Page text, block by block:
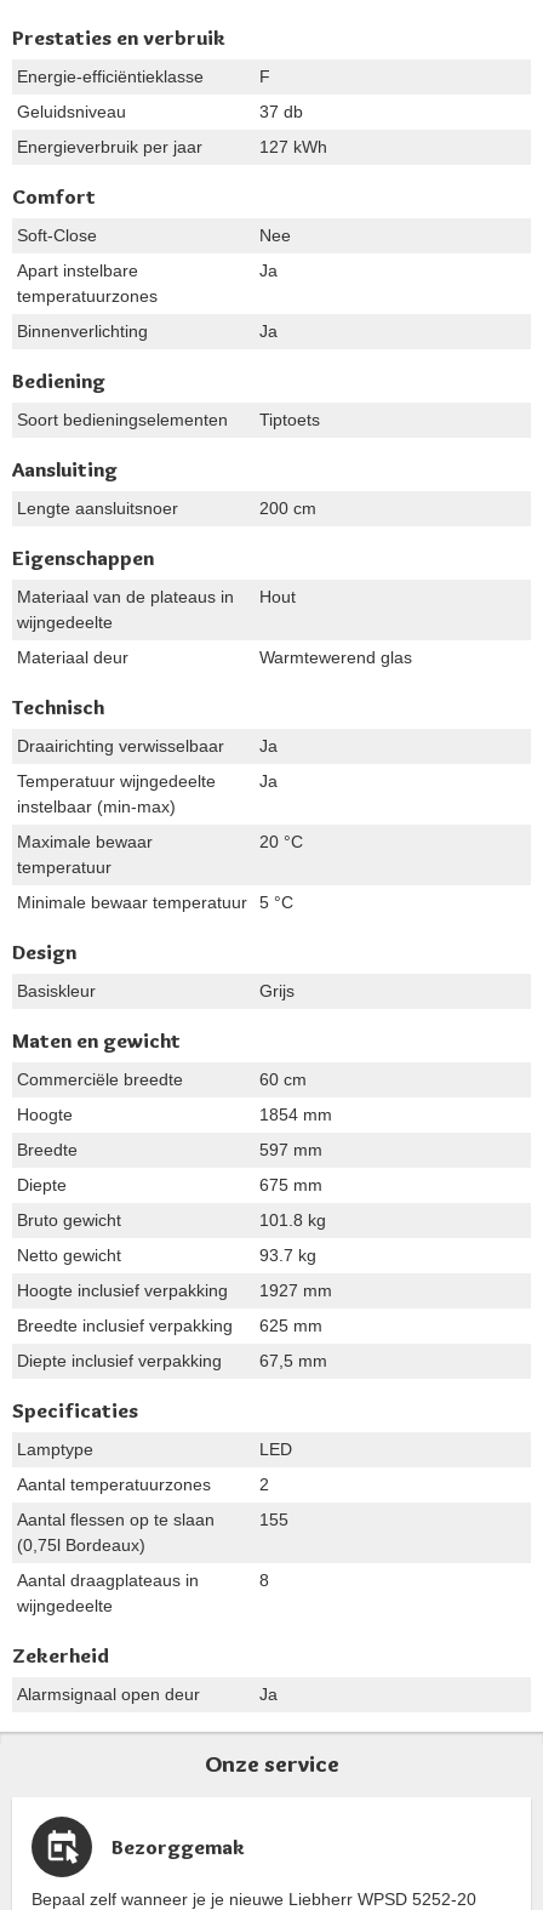
Prestaties en verbruik
Energie-efficiëntieklasse
F
Geluidsniveau
37 db
Energieverbruik per jaar
127 kWh
Comfort
Soft-Close
Nee
Apart instelbare
temperatuurzones
Ja
Binnenverlichting Ja
Bediening
Soort bedieningselementen Tiptoets
Aansluiting
Lengte aansluitsnoer 200 cm
Eigenschappen
Materiaal van de plateaus in
wijngedeelte
Hout
Materiaal deur Warmtewerend glas
Technisch
Draairichting verwisselbaar
Ja
Temperatuur wijngedeelte
instelbaar (min-max)
Ja
Maximale bewaar
temperatuur
20 °C
Minimale bewaar temperatuur 5 °C
Design
Basiskleur Grijs
Maten en gewicht
Commerciële breedte
60 cm
Hoogte
1854 mm
Breedte
597 mm
Diepte
675 mm
Bruto gewicht
101.8 kg
Netto gewicht
93.7 kg
Hoogte inclusief verpakking
1927 mm
Breedte inclusief verpakking
625 mm
Diepte inclusief verpakking
67,5 mm
Specificaties
Lamptype
LED
Aantal temperatuurzones
2
Aantal flessen op te slaan
(0,75l Bordeaux)
155
Aantal draagplateaus in
wijngedeelte
8
Zekerheid
Alarmsignaal open deur Ja
Onze service
Bezorggemak
Bepaal zelf wanneer je je nieuwe Liebherr WPSD 5252-20